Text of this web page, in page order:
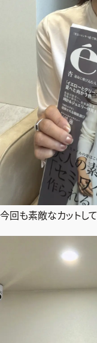
今回も素敵なカットして